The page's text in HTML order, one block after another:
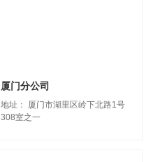
厦门分公司
地址： 厦门市湖里区岭下北路1号
308室之一